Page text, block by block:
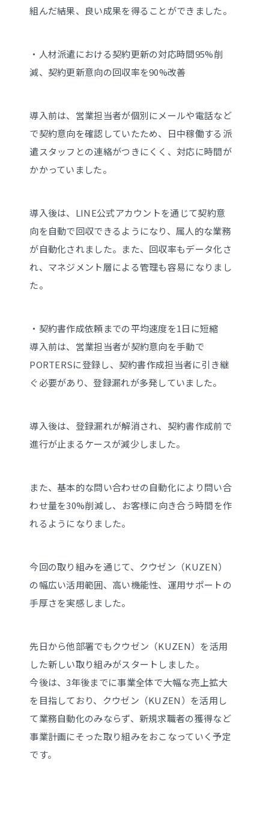
組んだ結果、良い成果を得ることができました。
・人材派遣における契約更新の対応時間95%削
減、契約更新意向の回収率を90%改善
導入前は、営業担当者が個別にメールや電話など
で契約意向を確認していたため、日中稼働する派
遣スタッフとの連絡がつきにくく、対応に時間が
かかっていました。
導入後は、LINE公式アカウントを通じて契約意
向を自動で回収できるようになり、属人的な業務
が自動化されました。また、回収率もデータ化さ
れ、マネジメント層による管理も容易になりまし
た。
・契約書作成依頼までの平均速度を1日に短縮
導入前は、営業担当者が契約意向を手動で
PORTERSに登録し、契約書作成担当者に引き継
ぐ必要があり、登録漏れが多発していました。
導入後は、登録漏れが解消され、契約書作成前で
進行が止まるケースが減少しました。
また、基本的な問い合わせの自動化により問い合
わせ量を30%削減し、お客様に向き合う時間を作
れるようになりました。
今回の取り組みを通じて、クウゼン（KUZEN）
の幅広い活用範囲、高い機能性、運用サポートの
手厚さを実感しました。
先日から他部署でもクウゼン（KUZEN）を活用
した新しい取り組みがスタートしました。
今後は、3年後までに事業全体で大幅な売上拡大
を目指しており、クウゼン（KUZEN）を活用し
て業務自動化のみならず、新規求職者の獲得など
事業計画にそった取り組みをおこなっていく予定
です。